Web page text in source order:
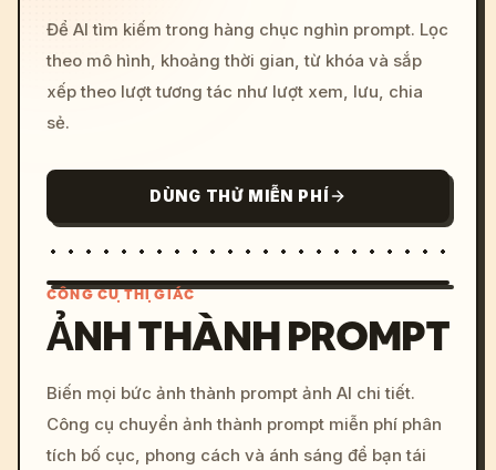
Để AI tìm kiếm trong hàng chục nghìn prompt. Lọc
theo mô hình, khoảng thời gian, từ khóa và sắp
xếp theo lượt tương tác như lượt xem, lưu, chia
sẻ.
DÙNG THỬ MIỄN PHÍ
c, cyberpunk sunset, neon
colors, 8k --v 6.0
CÔNG CỤ THỊ GIÁC
ẢNH THÀNH PROMPT
Biến mọi bức ảnh thành prompt ảnh AI chi tiết.
Công cụ chuyển ảnh thành prompt miễn phí phân
tích bố cục, phong cách và ánh sáng để bạn tái